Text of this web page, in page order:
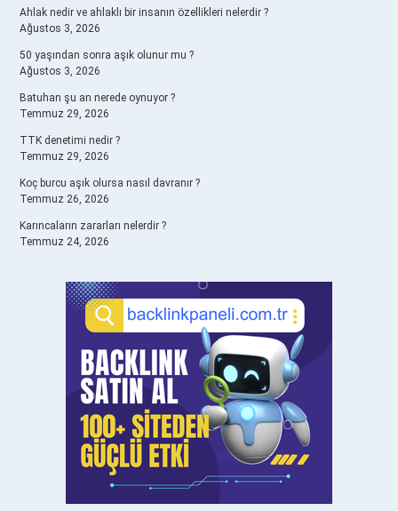
Ahlak nedir ve ahlaklı bir insanın özellikleri nelerdir ?
Ağustos 3, 2026
50 yaşından sonra aşık olunur mu ?
Ağustos 3, 2026
Batuhan şu an nerede oynuyor ?
Temmuz 29, 2026
TTK denetimi nedir ?
Temmuz 29, 2026
Koç burcu aşık olursa nasıl davranır ?
Temmuz 26, 2026
Karıncaların zararları nelerdir ?
Temmuz 24, 2026